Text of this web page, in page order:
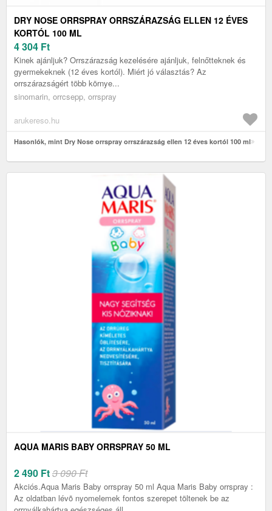
DRY NOSE ORRSPRAY ORRSZÁRAZSÁG ELLEN 12 ÉVES
KORTÓL 100 ML
4 304 Ft
Kinek ajánljuk? Orrszárazság kezelésére ajánljuk, felnőtteknek és
gyermekeknek (12 éves kortól). Miért jó választás? Az
orrszárazságért több környe...
sinomarin, orrcsepp, orrspray
arukereso.hu
Hasonlók, mint Dry Nose orrspray orrszárazság ellen 12 éves kortól 100 ml
AQUA MARIS BABY ORRSPRAY 50 ML
2 490 Ft3 090 Ft
Akciós.Aqua Maris Baby orrspray 50 ml Aqua Maris Baby orrspray :
Az oldatban lévõ nyomelemek fontos szerepet töltenek be az